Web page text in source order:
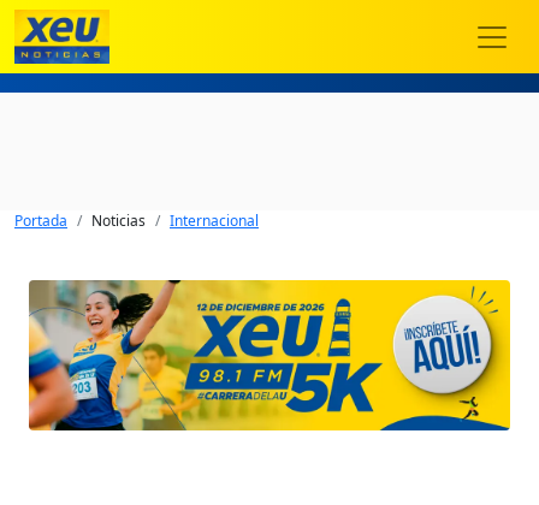
Portada Noticias Internacional